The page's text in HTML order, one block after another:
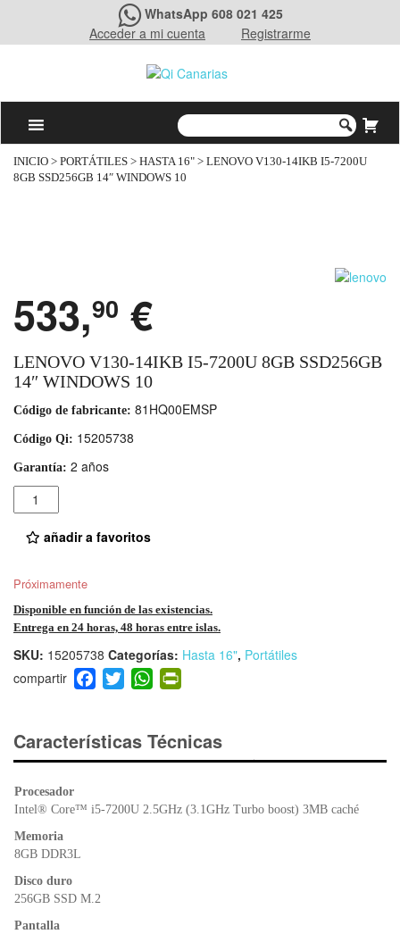
WhatsApp 608 021 425
Acceder a mi cuenta
Registrarme
INICIO > PORTÁTILES > HASTA 16" > LENOVO V130-14IKB I5-7200U
8GB SSD256GB 14″ WINDOWS 10
533,90 €
LENOVO V130-14IKB I5-7200U 8GB SSD256GB
14″ WINDOWS 10
Código de fabricante: 81HQ00EMSP
Código Qi: 15205738
Garantía: 2 años
Cantidad
añadir a favoritos
Próximamente
Disponible en función de las existencias.
Entrega en 24 horas, 48 horas entre islas.
SKU: 15205738 Categorías: Hasta 16", Portátiles
F
a
e
b
o
T
wi
er
W
h
s
A
p
ri
e
dl
y
Características Técnicas
Procesador
Intel® Core™ i5-7200U 2.5GHz (3.1GHz Turbo boost) 3MB caché
Memoria
8GB DDR3L
Disco duro
256GB SSD M.2
Pantalla